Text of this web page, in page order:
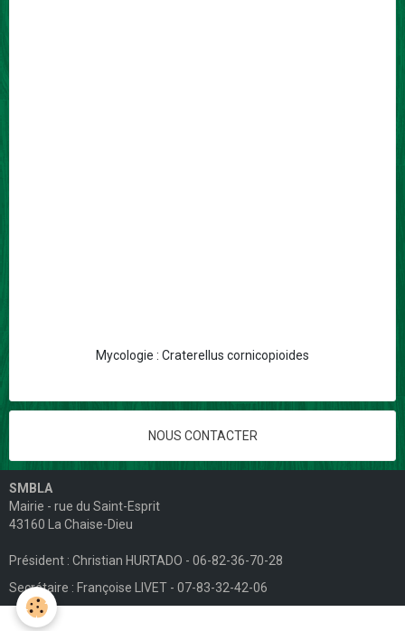
Mycologie : Craterellus cornicopioides
NOUS CONTACTER
SMBLA
Mairie - rue du Saint-Esprit
43160 La Chaise-Dieu
Président : Christian HURTADO - 06-82-36-70-28
Secrétaire : Françoise LIVET - 07-83-32-42-06